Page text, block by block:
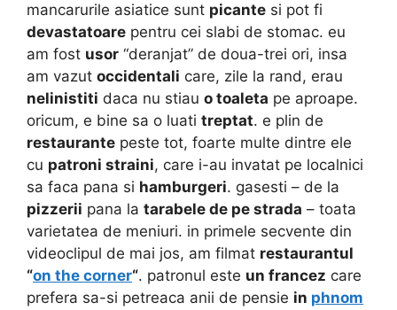
mancarurile asiatice sunt picante si pot fi
devastatoare pentru cei slabi de stomac. eu
am fost usor “deranjat” de doua-trei ori, insa
am vazut occidentali care, zile la rand, erau
nelinistiti daca nu stiau o toaleta pe aproape.
oricum, e bine sa o luati treptat. e plin de
restaurante peste tot, foarte multe dintre ele
cu patroni straini, care i-au invatat pe localnici
sa faca pana si hamburgeri. gasesti – de la
pizzerii pana la tarabele de pe strada – toata
varietatea de meniuri. in primele secvente din
videoclipul de mai jos, am filmat restaurantul
“on the corner“. patronul este un francez care
prefera sa-si petreaca anii de pensie in phnom